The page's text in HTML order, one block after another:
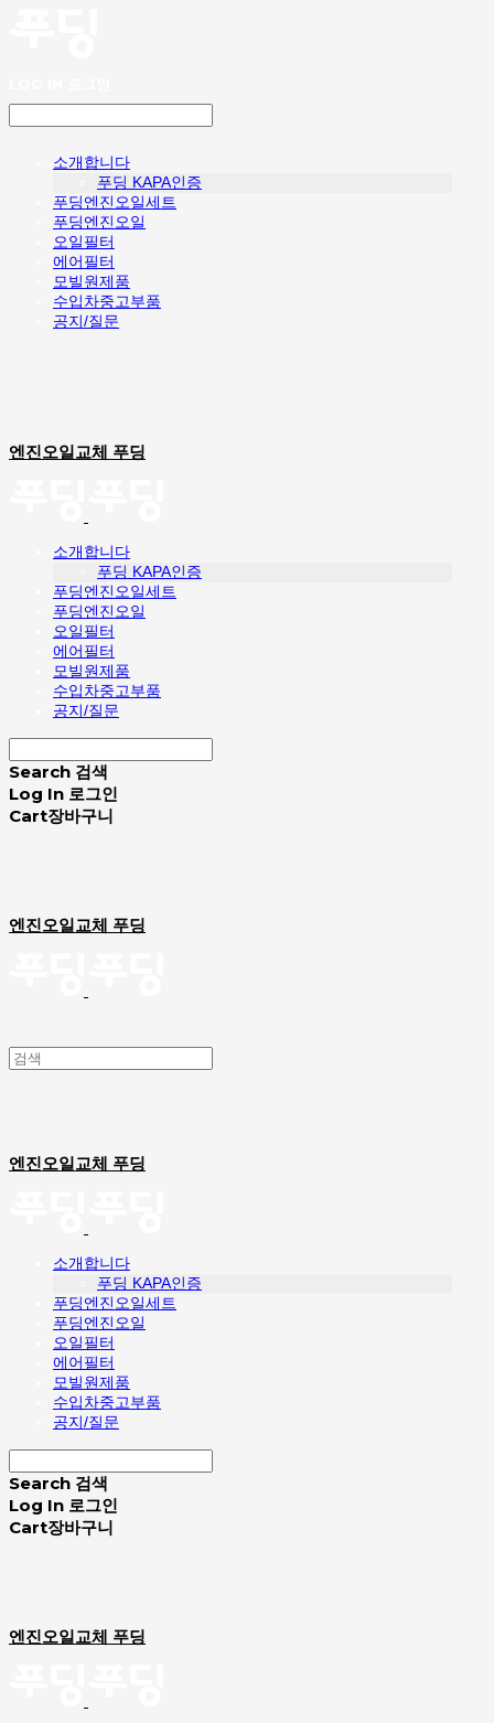
소개합니다
푸딩 KAPA인증
푸딩엔진오일세트
푸딩엔진오일
오일필터
에어필터
모빌원제품
수입차중고부품
공지/질문
엔진오일교체 푸딩
소개합니다
푸딩 KAPA인증
푸딩엔진오일세트
푸딩엔진오일
오일필터
에어필터
모빌원제품
수입차중고부품
공지/질문
Search 검색
Log In 로그인
Cart장바구니
엔진오일교체 푸딩
엔진오일교체 푸딩
소개합니다
푸딩 KAPA인증
푸딩엔진오일세트
푸딩엔진오일
오일필터
에어필터
모빌원제품
수입차중고부품
공지/질문
Search 검색
Log In 로그인
Cart장바구니
엔진오일교체 푸딩